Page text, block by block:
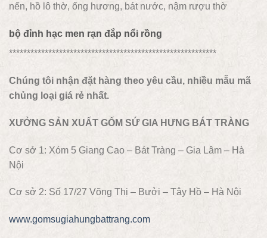
nến, hồ lô thờ, ống hương, bát nước, nậm rượu thờ
bộ đỉnh hạc men rạn đắp nổi rồng
**********************************************************
Chúng tôi nhận đặt hàng theo yêu cầu, nhiều mẫu mã
chủng loại giá rẻ nhất.
XƯỞNG SẢN XUẤT GỐM SỨ GIA HƯNG BÁT TRÀNG
Cơ sở 1: Xóm 5 Giang Cao – Bát Tràng – Gia Lâm – Hà
Nội
Cơ sở 2: Số 17/27 Võng Thị – Bưởi – Tây Hồ – Hà Nội
www.gomsugiahungbattrang.com